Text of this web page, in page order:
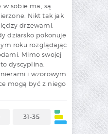
w sobie ma, są
Nikt tak jak
drzewami.
dziarsko pokonuje
roku rozglądając
Mimo swojej
dyscyplina,
i wzorowym
mogą być z niego
31-35